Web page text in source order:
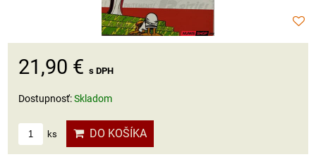
21,90 € s DPH
Dostupnosť:Skladom
ks DO KOŠÍKA